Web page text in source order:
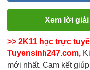
Xem lời giải
>> 2K11 học trực
Tuyensinh247.com,
mới nhất. Cam kết